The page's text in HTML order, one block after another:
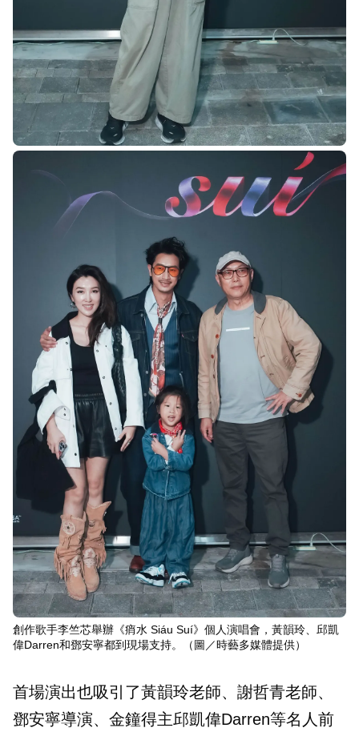
創作歌手李竺芯舉辦《痟水 Siáu Suí》個人演唱會，黃韻玲、邱凱
偉Darren和鄧安寧都到現場支持。（圖／時藝多媒體提供）
首場演出也吸引了黃韻玲老師、謝哲青老師、
鄧安寧導演、金鐘得主邱凱偉Darren等名人前